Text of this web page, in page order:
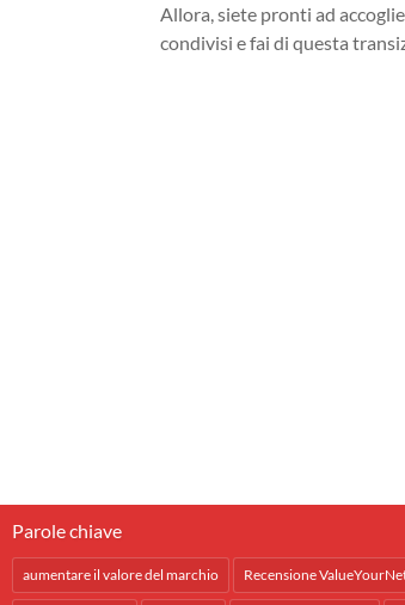
Allora, siete pronti ad
condivisi e fai di questa
Parole chiave
aumentare il valore del marchio Recensione